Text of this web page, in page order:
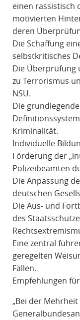
einen rassistisch
motivierten
deren
Die Schaffung
selbstkritisches
Die Überprüfung
zu Terrorismus
NSU.
Die
Kriminalität.
Individuelle
Förderung der
Polizeibeamten
Die Anpassung
deutschen
Die Aus- und
des
Eine zentral
geregelten
Fällen.
Empfehlungen
„Bei der